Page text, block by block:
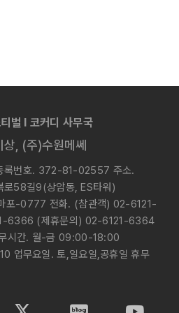
벌 l 코커디 사무국
, (주)수원메쎄
록번호. 372-81-02557 주소.
로58길9(상암동, ES타워)
포-0777 전화. (참관객) 02-6121-
6366 (제휴문의) 02-6121-6364
시간. 월-금 09:00-18:00
업무요일. 토,일요일,공휴일 휴무